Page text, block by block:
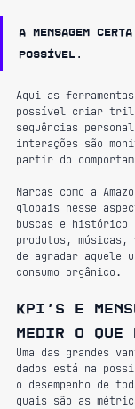
A mensagem
possível.
Aqui as
possível criar
sequências
interações são
partir do
Marcas como a
globais nesse
buscas e histórico
produtos, músicas,
de agradar aquele
consumo orgânico.
KPI’s e
medir o que
Uma das grandes
dados está na
o desempenho de
quais são as